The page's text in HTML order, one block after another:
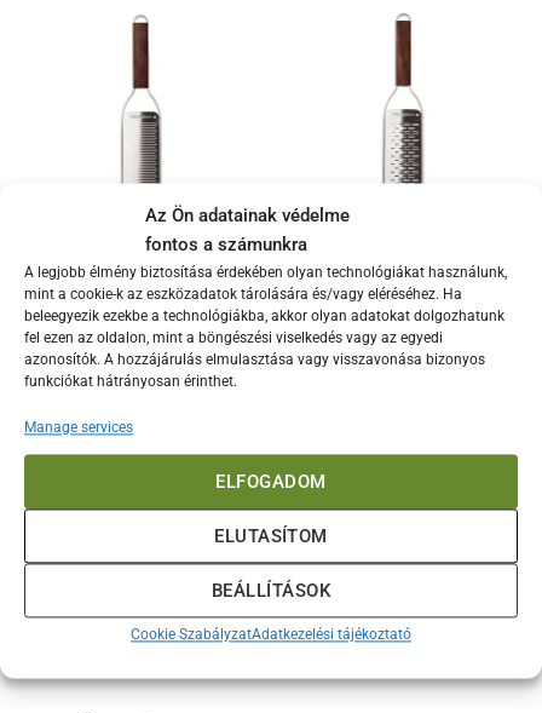
Az Ön adatainak védelme
fontos a számunkra
A legjobb élmény biztosítása érdekében olyan technológiákat használunk,
mint a cookie-k az eszközadatok tárolására és/vagy eléréséhez. Ha
beleegyezik ezekbe a technológiákba, akkor olyan adatokat dolgozhatunk
fel ezen az oldalon, mint a böngészési viselkedés vagy az egyedi
azonosítók. A hozzájárulás elmulasztása vagy visszavonása bizonyos
funkciókat hátrányosan érinthet.
Manage services
ELFOGADOM
ELUTASÍTOM
BEÁLLÍTÁSOK
Cookie SzabályzatAdatkezelési tájékoztató
Master Finom Reszelő
14.490Ft
KOSÁRBA TESZEM
Master Szalag Reszelő
14.490Ft
KOSÁRBA TESZEM